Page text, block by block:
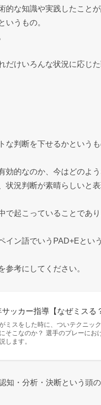
的な知識や実践したこと
いうもの。
だけいろんな状況に応じ
な判断を下せるかというも
効的なのか、今はどのよ
状況判断が素晴らしいと表
で起こっていることであ
イン語でいうPAD+Eとい
参考にしてください。
サッカー指導【なぜミスる
ミスをした時に、ついテクニッ
そこなのか？ 選手のプレーにお
します。
知・分析・決断という頭